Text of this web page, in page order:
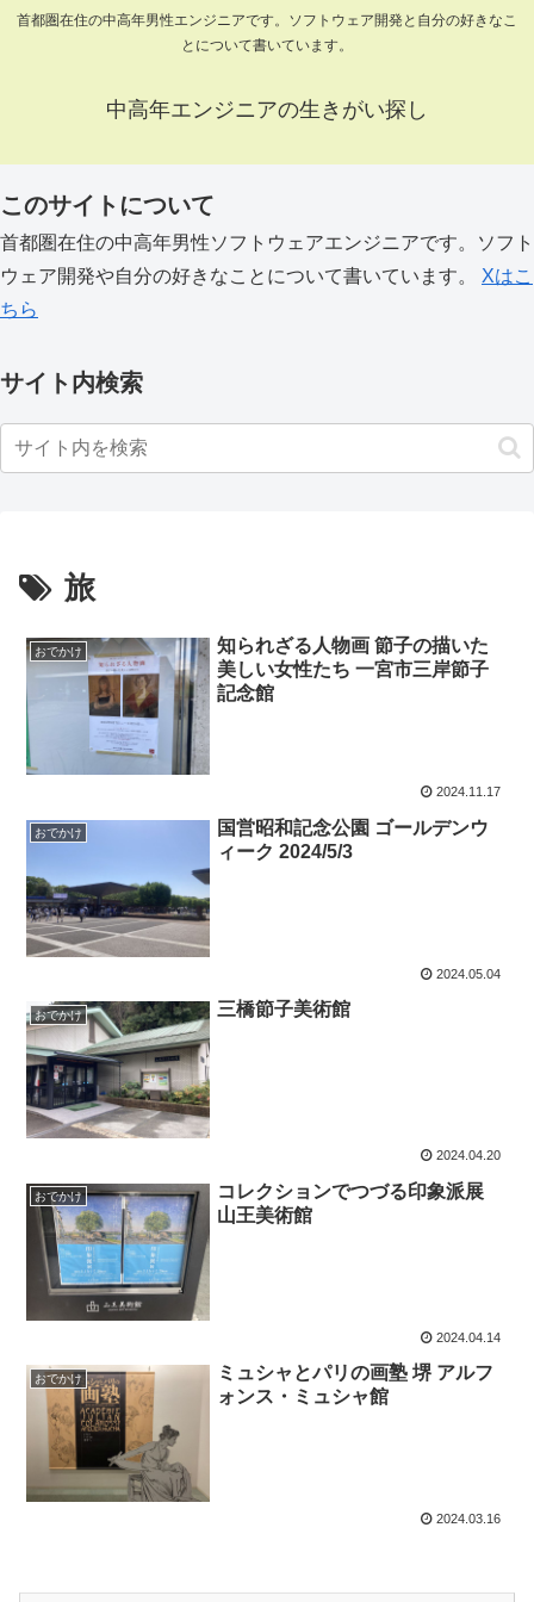
首都圏在住の中高年男性エンジニアです。ソフトウェア開発と自分の好きなこ
とについて書いています。
中高年エンジニアの生きがい探し
このサイトについて
首都圏在住の中高年男性ソフトウェアエンジニアです。ソフト
ウェア開発や自分の好きなことについて書いています。 Xはこ
ちら
サイト内検索
旅
おでかけ
知られざる人物画 節子の描いた
美しい女性たち 一宮市三岸節子
記念館
2024.11.17
おでかけ
国営昭和記念公園 ゴールデンウ
ィーク 2024/5/3
2024.05.04
おでかけ 三橋節子美術館
2024.04.20
おでかけ
コレクションでつづる印象派展
山王美術館
2024.04.14
おでかけ
ミュシャとパリの画塾 堺 アルフ
ォンス・ミュシャ館
2024.03.16